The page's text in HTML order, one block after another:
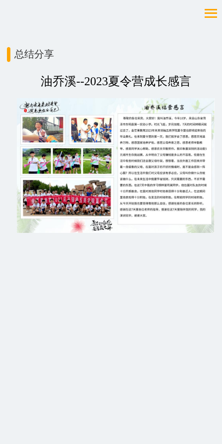
总结分享
油乔溪--2023夏令营成长感言